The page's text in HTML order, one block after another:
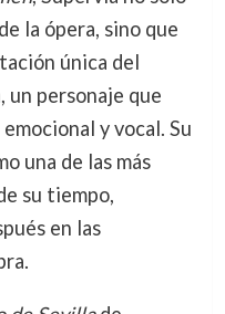
la ópera, sino que
única del
personaje que
y vocal. Su
una de las más
su tiempo,
en las